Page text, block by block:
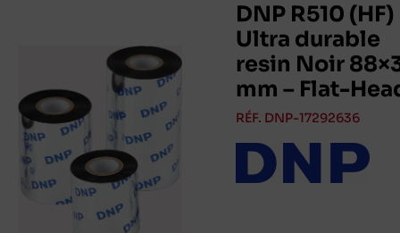
DNP R510 (HF)
Ultra durable
resin Noir
mm – Flat-
RÉF. DNP-17292636